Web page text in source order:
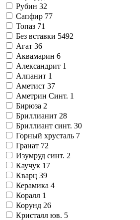
Рубин 32
Сапфир 77
Топаз 71
Без вставки 5492
Агат 36
Аквамарин 6
Александрит 1
Алпанит 1
Аметист 37
Аметрин Синт. 1
Бирюза 2
Бриллианит 28
Бриллиант синт. 30
Горный хрусталь 7
Гранат 72
Изумруд синт. 2
Каучук 17
Кварц 39
Керамика 4
Коралл 1
Корунд 26
Кристалл юв. 5